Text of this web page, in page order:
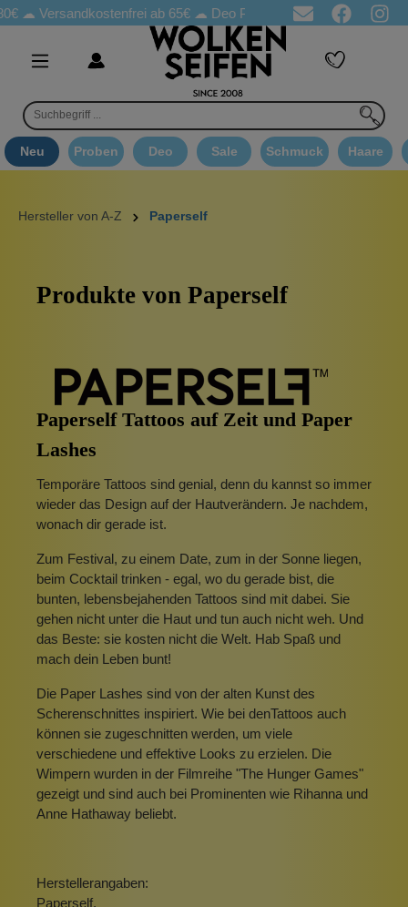
☁Versandkostenfrei ab 65€☁ Deo Proben in jeder Bestellung
Neu Proben Deo Sale Schmuck Haare
Hersteller von A-Z Paperself
Produkte von Paperself
Paperself Tattoos auf Zeit und Paper
Lashes
Temporäre Tattoos sind genial, denn du kannst so immer
wieder das Design auf der Hautverändern. Je nachdem,
wonach dir gerade ist.
Zum Festival, zu einem Date, zum in der Sonne liegen,
beim Cocktail trinken - egal, wo du gerade bist, die
bunten, lebensbejahenden Tattoos sind mit dabei. Sie
gehen nicht unter die Haut und tun auch nicht weh. Und
das Beste: sie kosten nicht die Welt. Hab Spaß und
mach dein Leben bunt!
Die Paper Lashes sind von der alten Kunst des
Scherenschnittes inspiriert. Wie bei denTattoos auch
können sie zugeschnitten werden, um viele
verschiedene und effektive Looks zu erzielen. Die
Wimpern wurden in der Filmreihe "The Hunger Games"
gezeigt und sind auch bei Prominenten wie Rihanna und
Anne Hathaway beliebt.
Herstellerangaben:
Paperself,